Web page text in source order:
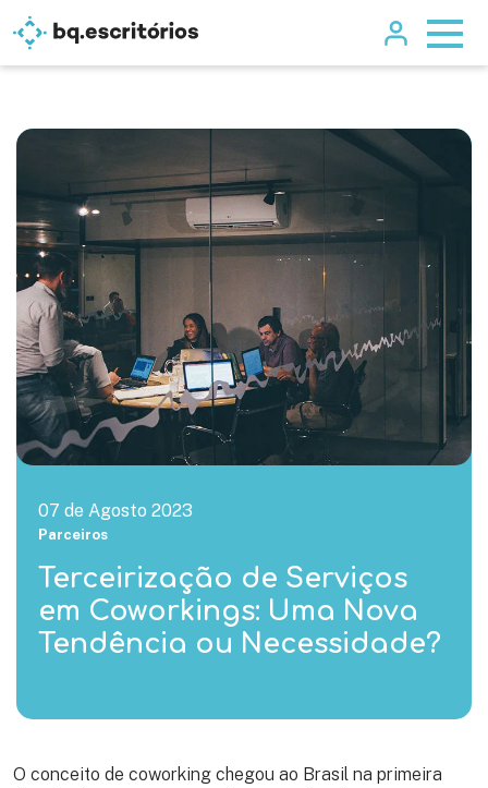
07 de Agosto 2023
Parceiros
Terceirização de Serviços
em Coworkings: Uma Nova
Tendência ou Necessidade?
O conceito de coworking chegou ao Brasil na primeira